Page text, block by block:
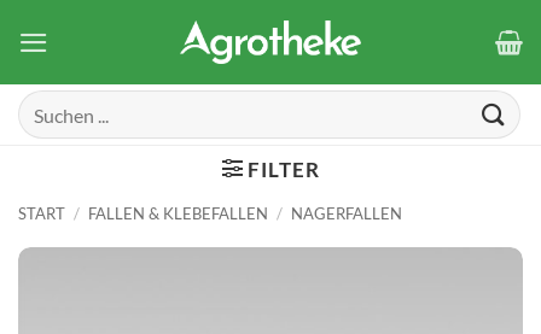
Inhalt
Suchen
nach:
FILTER
START / FALLEN & KLEBEFALLEN / NAGERFALLEN